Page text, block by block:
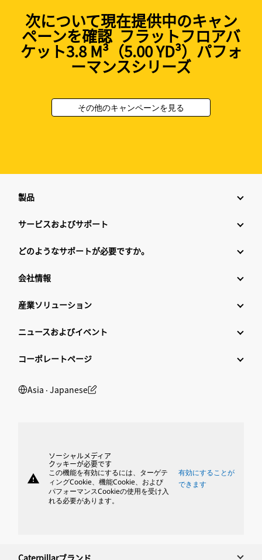
次について現在提供中のキャン
ペーンを確認 フラットフロアバ
ケット3.8 M³（5.00 YD³）パフォ
ーマンスシリーズ
その他のキャンペーンを見る
製品
サービスおよびサポート
どのようなサポートが必要ですか。
会社情報
産業ソリューション
ニュースおよびイベント
コーポレートページ
Asia ‧ Japanese
warning
ソーシャルメディア
クッキーが必要です
この機能を有効にするには、ターゲテ
ィングCookie、機能Cookie、および
パフォーマンスCookieの使用を受け入
れる必要があります。
有効にすることが
できます